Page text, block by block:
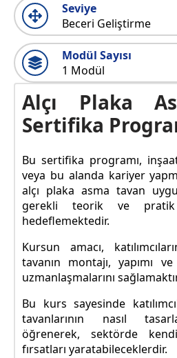
Seviye
Beceri Geliştirme
Modül Sayısı
1 Modül
Alçı Plaka
Sertifika
Bu sertifika programı,
veya bu alanda kariyer
alçı plaka asma tavan
gerekli teorik ve pratik
hedeflemektedir.
Kursun amacı,
tavanın montajı, yapımı
uzmanlaşmalarını
Bu kurs sayesinde
tavanlarının nasıl
öğrenerek, sektörde
fırsatları yaratabileceklerdir.